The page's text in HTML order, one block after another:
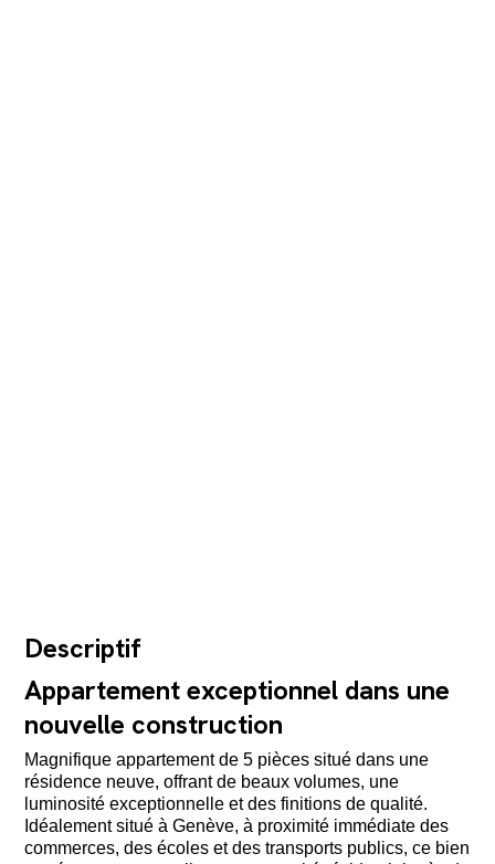
Descriptif
Appartement exceptionnel dans une
nouvelle construction
Magnifique appartement de 5 pièces situé dans une
résidence neuve, offrant de beaux volumes, une
luminosité exceptionnelle et des finitions de qualité.
Idéalement situé à Genève, à proximité immédiate des
commerces, des écoles et des transports publics, ce bien